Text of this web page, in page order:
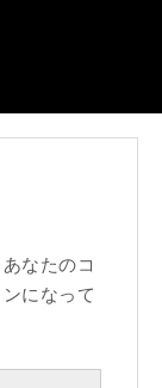
なたのコ
になって